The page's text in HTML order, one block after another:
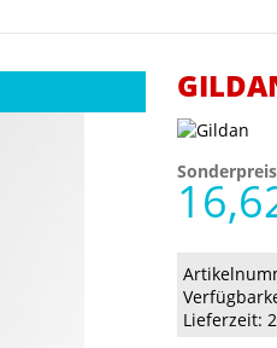
Lieferzeit: